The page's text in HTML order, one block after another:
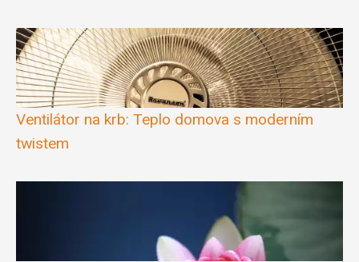
Ventilátor na krb: Teplo domova s moderním
twistem